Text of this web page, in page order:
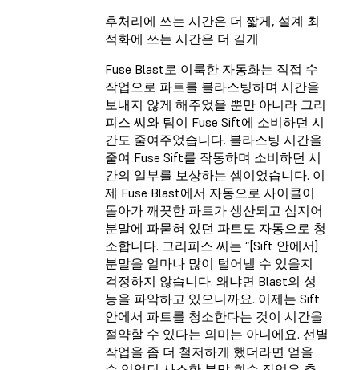
후처리에 쓰는 시간은 더 짧게, 설계 최
적화에 쓰는 시간은 더 길게
Fuse Blast로 이룩한 자동화는 직접 수
작업으로 파트를 블라스팅하며 시간을
보내지 않게 해주었을 뿐만 아니라 그리
피스 씨와 팀이 Fuse Sift에 소비하던 시
간도 줄여주었습니다. 블라스팅 시간을
줄여 Fuse Sift를 작동하며 소비하던 시
간의 일부를 보상하는 셈이었습니다. 이
제 Fuse Blast에서 자동으로 사이클이
돌아가 깨끗한 파트가 생산되고 심지어
분말에 파묻혀 있던 파트도 자동으로 청
소합니다. 그리피스 씨는 “[Sift 안에서]
분말을 얼마나 많이 털어낼 수 있을지
걱정하지 않습니다. 왜냐면 Blast의 성
능을 파악하고 있으니까요. 이제는 Sift
안에서 파트를 청소한다는 것이 시간을
절약할 수 있다는 의미는 아니에요. 선별
작업을 좀 더 철저하게 했더라면 얻을